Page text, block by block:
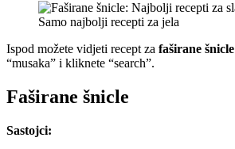
Samo najbolji recepti za jela
Ispod možete vidjeti recept za faširane šnicle
“musaka” i kliknete “search”.
Faširane šnicle
Sastojci: